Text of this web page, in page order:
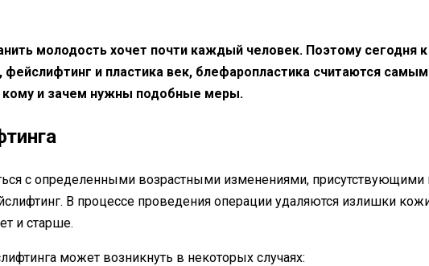
молодость хочет почти каждый человек. Поэтому
и пластика век, блефаропластика считаются
кому и зачем нужны подобные меры.
с определенными возрастными изменениями,
В процессе проведения операции удаляются излишки
и старше.
может возникнуть в некоторых случаях: